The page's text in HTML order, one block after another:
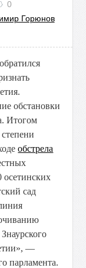
0
Горюнов
обстановки
Итогом
обстрела
осетинских
сад
—
парламента.